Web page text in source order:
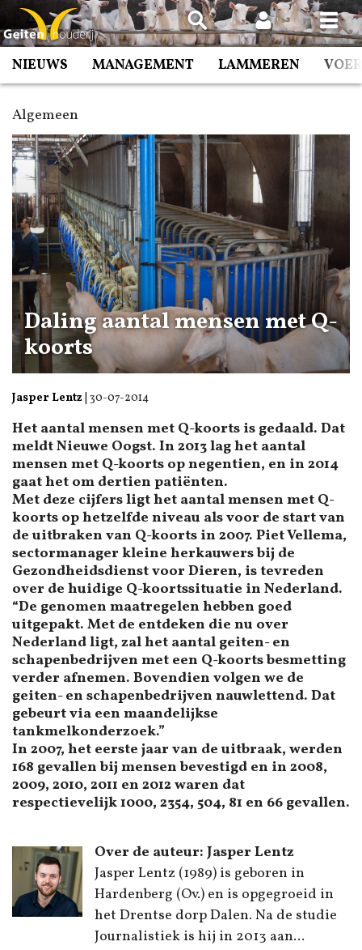
Spring
naar
inhoud
NIEUWS MANAGEMENT LAMMEREN
Algemeen
Daling aantal mensen met Q-
koorts
Jasper Lentz 30-07-2014
Het aantal mensen met Q-koorts is gedaald. Dat
meldt Nieuwe Oogst. In 2013 lag het aantal
mensen met Q-koorts op negentien, en in 2014
gaat het om dertien patiënten.
Met deze cijfers ligt het aantal mensen met Q-
koorts op hetzelfde niveau als voor de start van
de uitbraken van Q-koorts in 2007. Piet Vellema,
sectormanager kleine herkauwers bij de
Gezondheidsdienst voor Dieren, is tevreden
over de huidige Q-koortssituatie in Nederland.
“De genomen maatregelen hebben goed
uitgepakt. Met de entdeken die nu over
Nederland ligt, zal het aantal geiten- en
schapenbedrijven met een Q-koorts besmetting
verder afnemen. Bovendien volgen we de
geiten- en schapenbedrijven nauwlettend. Dat
gebeurt via een maandelijkse
tankmelkonderzoek.”
In 2007, het eerste jaar van de uitbraak, werden
168 gevallen bij mensen bevestigd en in 2008,
2009, 2010, 2011 en 2012 waren dat
respectievelijk 1000, 2354, 504, 81 en 66 gevallen.
Over de auteur: Jasper Lentz
Jasper Lentz (1989) is geboren in
Hardenberg (Ov.) en is opgegroeid in
het Drentse dorp Dalen. Na de studie
Journalistiek is hij in 2013 aan...